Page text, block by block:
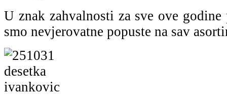
U znak zahvalnosti za sve ove
smo nevjerovatne popuste na sav